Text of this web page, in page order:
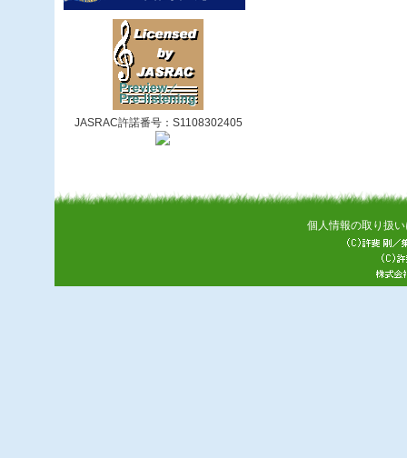
JASRAC許諾番号：S1108302405
個人情報の取り扱